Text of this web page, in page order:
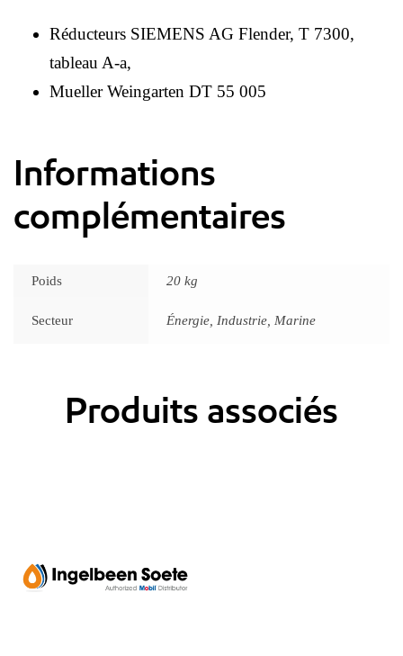
Réducteurs SIEMENS AG Flender, T 7300,
tableau A-a,
Mueller Weingarten DT 55 005
Informations
complémentaires
Poids 20 kg
Secteur Énergie, Industrie, Marine
Produits associés